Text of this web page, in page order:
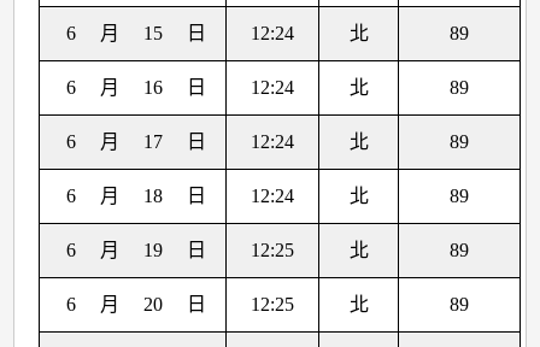
6 月 15 日 12:24 北 89
6 月 16 日 12:24 北 89
6 月 17 日 12:24 北 89
6 月 18 日 12:24 北 89
6 月 19 日 12:25 北 89
6 月 20 日 12:25 北 89